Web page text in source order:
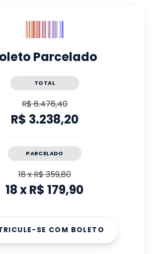
Parcelado
TOTAL
R$ 6.476,40
R$ 3.238,20
PARCELADO
18xR$ 359,80
18xR$ 179,90
SE COM BOLETO